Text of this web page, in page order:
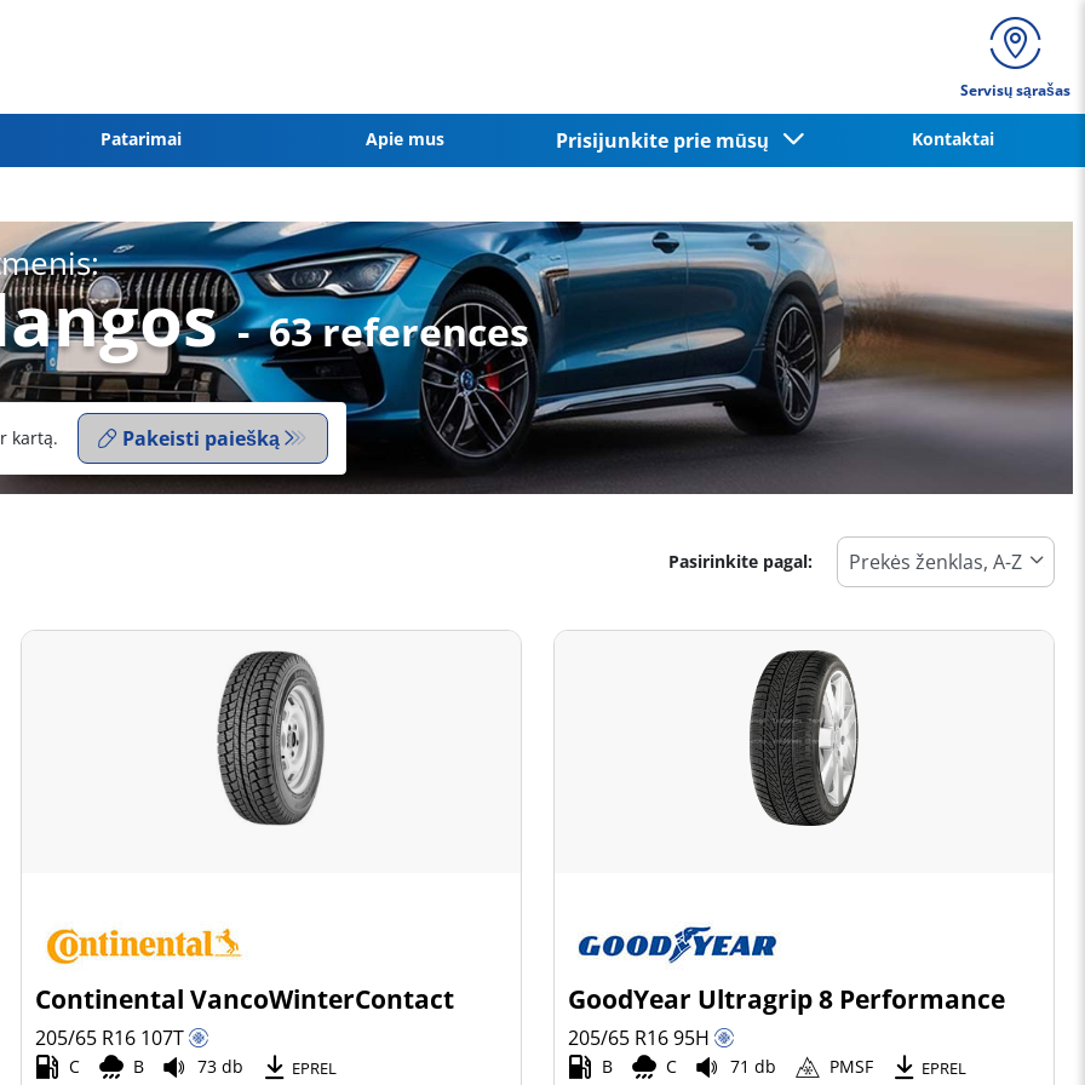
Servisų sąrašas
Patarimai Apie mus Prisijunkite prie mūsų Kontaktai
- 63 references
kartą. Pakeisti paiešką
Pasirinkite pagal:
Continental VancoWinterContact
205/65 R16 107T
C B 73 db EPREL
GoodYear Ultragrip 8 Performance
205/65 R1695H
B C 71 db PMSF EPREL